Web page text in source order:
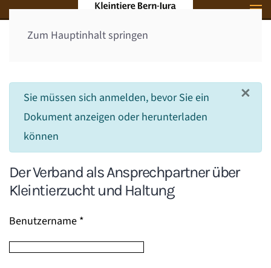
Zum Hauptinhalt springen
×
info
Sie müssen sich anmelden, bevor Sie ein
Dokument anzeigen oder herunterladen
können
Der Verband als Ansprechpartner über
Kleintierzucht und Haltung
Benutzername *